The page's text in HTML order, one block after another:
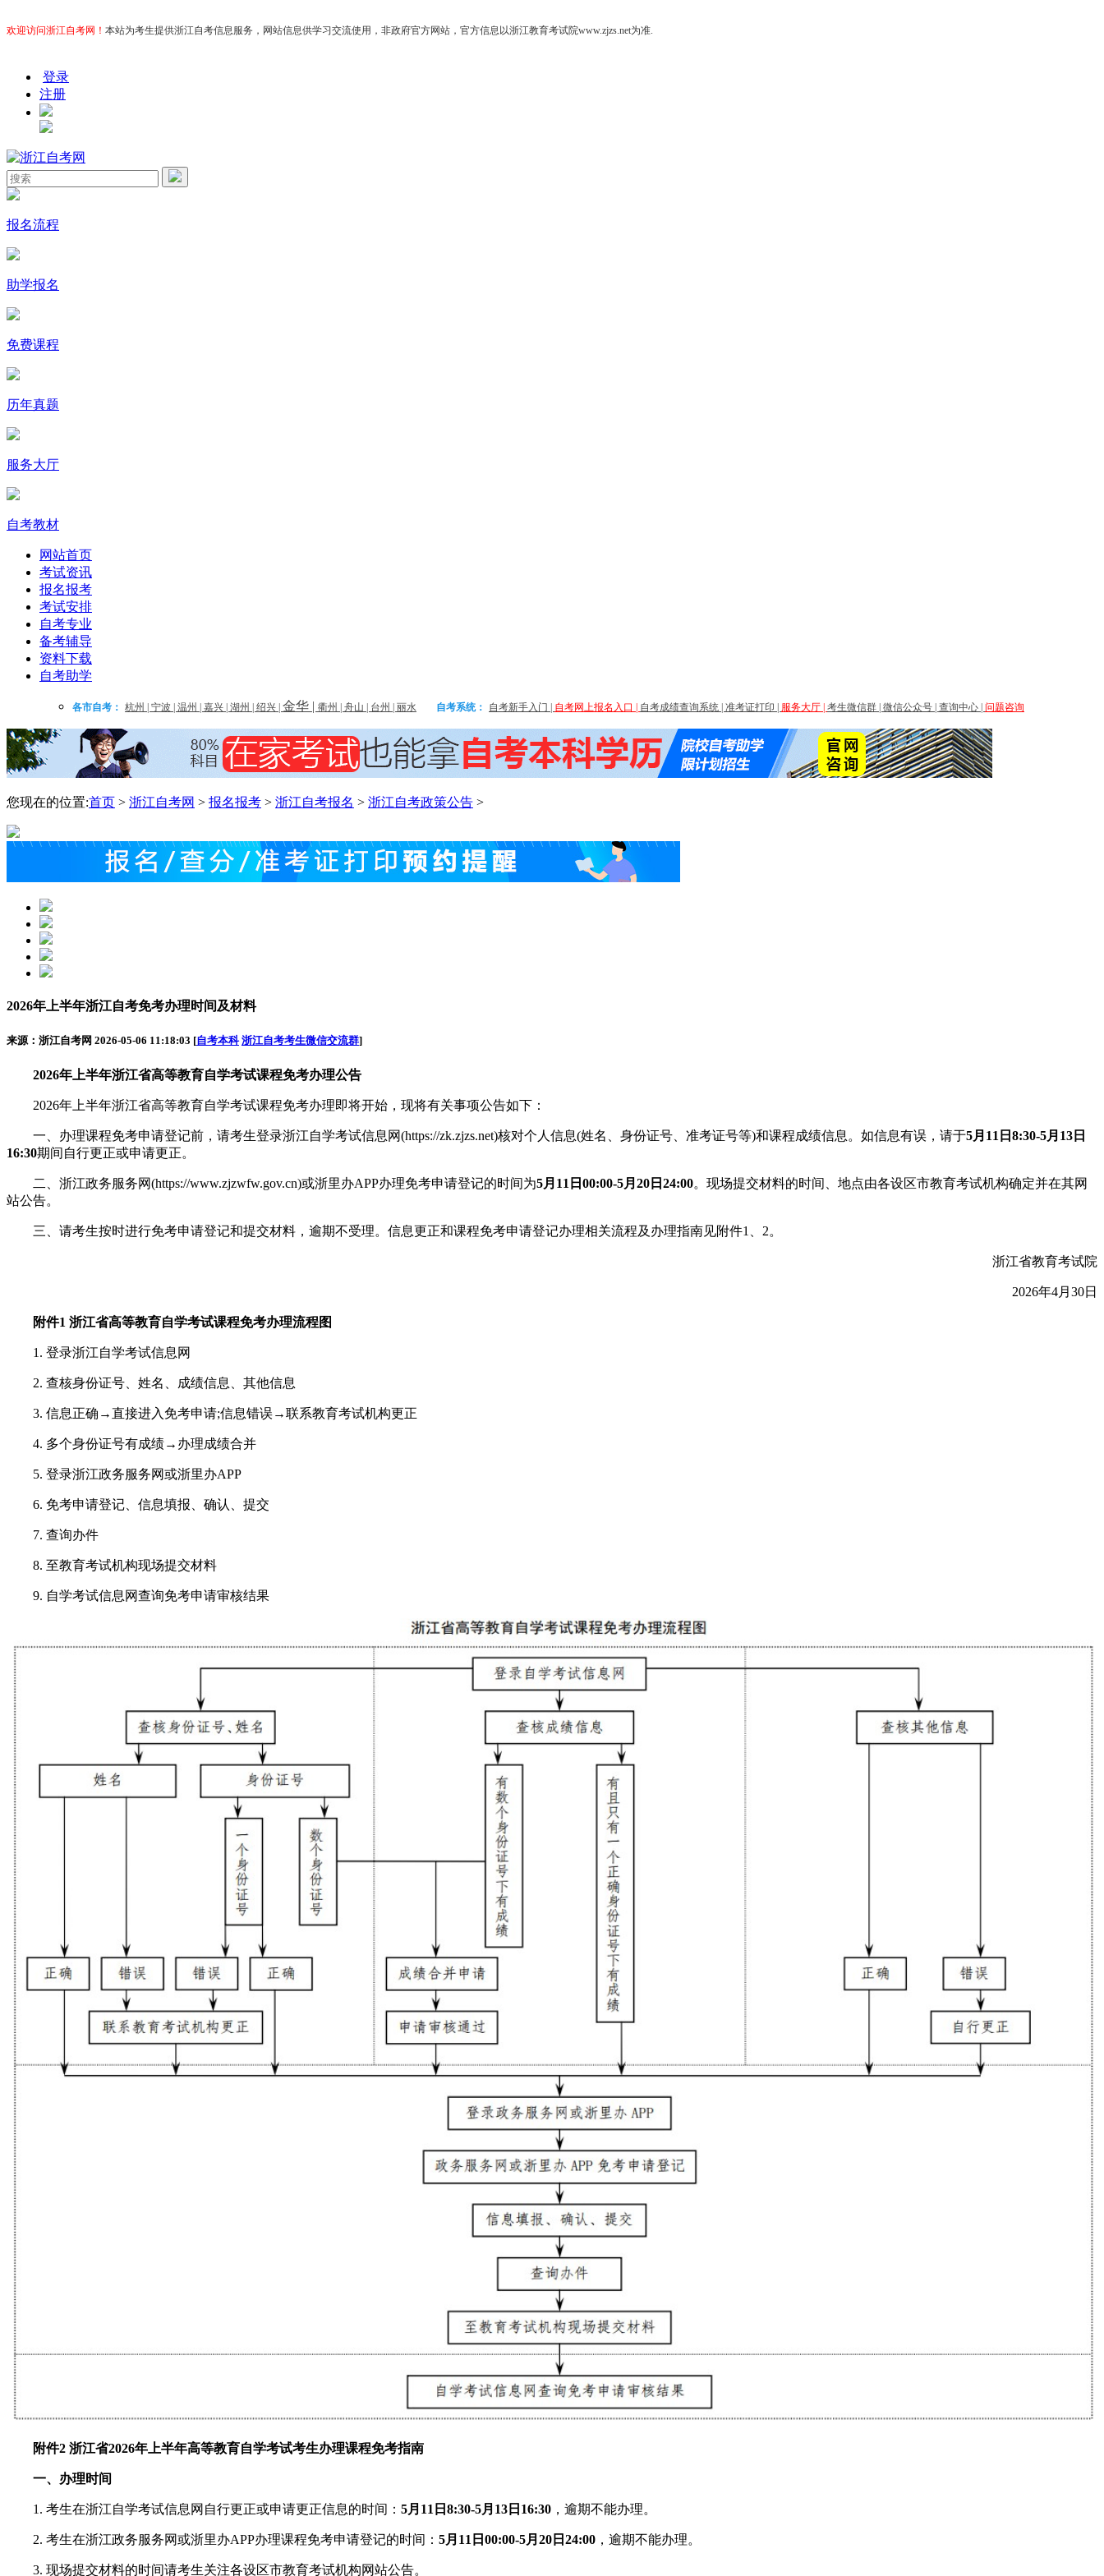
欢迎访问浙江自考网！ 本站为考生提供浙江自考信息服务，网站信息供学习交流使用，非政府官方网站，官方信息以浙江教育考试院www.zjzs.net为准.
登录
注册
报名流程
助学报名
免费课程
历年真题
服务大厅
自考教材
网站首页
考试资讯
报名报考
考试安排
自考专业
备考辅导
资料下载
自考助学
各市自考： 杭州 宁波 温州 嘉兴 湖州 绍兴 金华 | 衢州 舟山 台州 丽水 自考系统： 自考新手入门 自考网上报名入口 自考成绩查询系统 准考证打印 服务大厅 考生微信群 微信公众号 查询中心 问题咨询
您现在的位置:首页 > 浙江自考网 > 报名报考 > 浙江自考报名 > 浙江自考政策公告 >
2026年上半年浙江自考免考办理时间及材料
来源：浙江自考网 2026-05-06 11:18:03 [自考本科 浙江自考考生微信交流群]
2026年上半年浙江省高等教育自学考试课程免考办理公告
2026年上半年浙江省高等教育自学考试课程免考办理即将开始，现将有关事项公告如下：
一、办理课程免考申请登记前，请考生登录浙江自学考试信息网(https://zk.zjzs.net)核对个人信息(姓名、身份证号、准考证号等)和课程成绩信息。如信息有误，请于5月11日8:30-5月13日
16:30期间自行更正或申请更正。
二、浙江政务服务网(https://www.zjzwfw.gov.cn)或浙里办APP办理免考申请登记的时间为5月11日00:00-5月20日24:00。现场提交材料的时间、地点由各设区市教育考试机构确定并在其网
站公告。
三、请考生按时进行免考申请登记和提交材料，逾期不受理。信息更正和课程免考申请登记办理相关流程及办理指南见附件1、2。
浙江省教育考试院
2026年4月30日
附件1 浙江省高等教育自学考试课程免考办理流程图
1. 登录浙江自学考试信息网
2. 查核身份证号、姓名、成绩信息、其他信息
3. 信息正确→直接进入免考申请;信息错误→联系教育考试机构更正
4. 多个身份证号有成绩→办理成绩合并
5. 登录浙江政务服务网或浙里办APP
6. 免考申请登记、信息填报、确认、提交
7. 查询办件
8. 至教育考试机构现场提交材料
9. 自学考试信息网查询免考申请审核结果
附件2 浙江省2026年上半年高等教育自学考试考生办理课程免考指南
一、办理时间
1. 考生在浙江自学考试信息网自行更正或申请更正信息的时间： 5月11日8:30-5月13日16:30 ，逾期不能办理。
2. 考生在浙江政务服务网或浙里办APP办理课程免考申请登记的时间： 5月11日00:00-5月20日24:00 ，逾期不能办理。
3. 现场提交材料的时间请考生关注各设区市教育考试机构网站公告。